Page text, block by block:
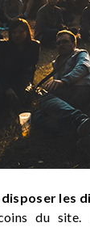
les
du site.